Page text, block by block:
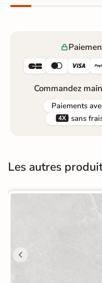
  
Commandez
Paiements
 sans
Les autres